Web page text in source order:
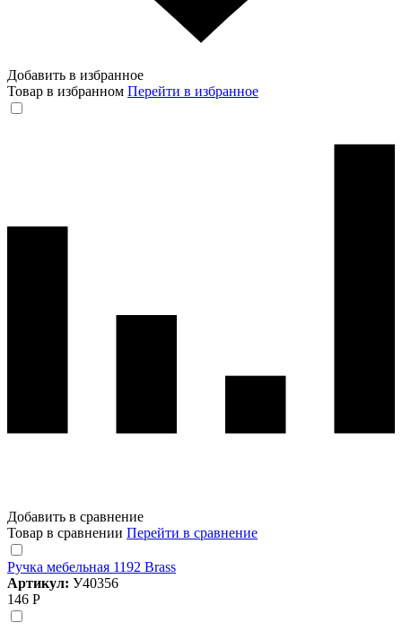
Добавить в избранное
Товар в избранном Перейти в избранное
Добавить в сравнение
Товар в сравнении Перейти в сравнение
Ручка мебельная 1192 Brass
Артикул: У40356
146 Р